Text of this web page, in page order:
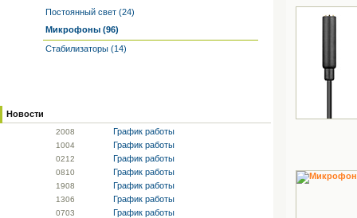
Постоянный свет (24)
Микрофоны (96)
Стабилизаторы (14)
Новости
2008 График работы
1004 График работы
0212 График работы
0810 График работы
1908 График работы
1306 График работы
0703 График работы